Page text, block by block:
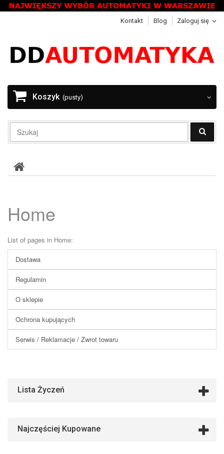
Zaloguj się
Kontakt Blog
Koszyk (pusty)
Home
List of pages in Home:
Dostawa
Regulamin
O sklepie
Ochrona kupujących
Serwis / Reklamacje / Zwrot towaru
Lista Życzeń
Najczęściej Kupowane